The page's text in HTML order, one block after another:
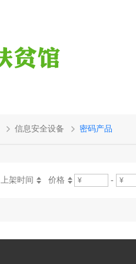
信息安全设备 密码产品
上架时间 价格 -